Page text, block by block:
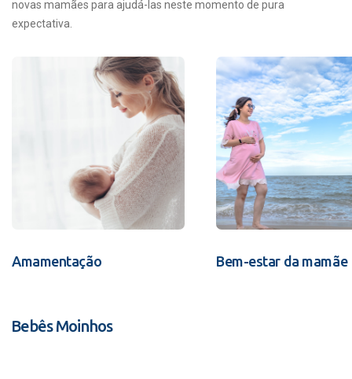
novas mamães para ajudá-las neste momento de pura
expectativa.
Amamentação Bem-estar da mamãe
Bebês Moinhos